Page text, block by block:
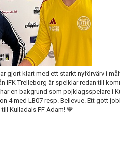
gjort klart med ett starkt nyförvärv i
IFK Trelleborg är spelklar redan till
en bakgrund som pojklagsspelare i
4 med LB07 resp. Bellevue. Ett gott
Kulladals FF Adam! 💙